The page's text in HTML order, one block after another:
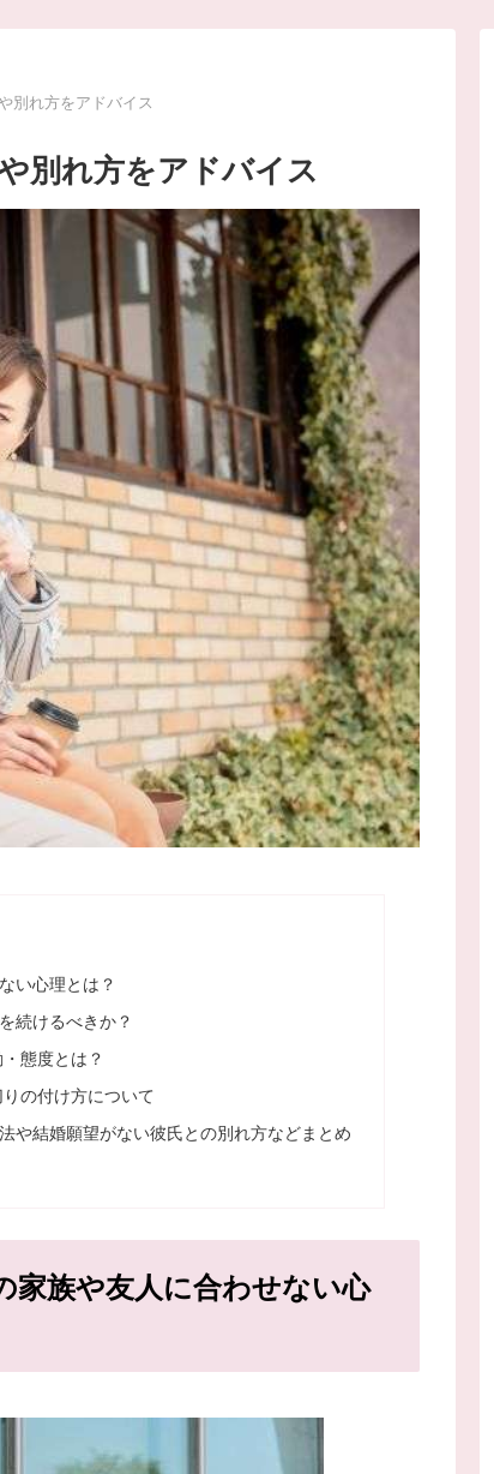
別れ方をアドバイス
別れ方をアドバイス
い心理とは？
続けるべきか？
態度とは？
の付け方について
や結婚願望がない彼氏との別れ方などまとめ
家族や友人に合わせない心